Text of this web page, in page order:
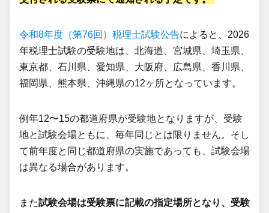
令和8年度（第76回）税理士試験公告によると、2026
年税理士試験の受験地は、北海道、宮城県、埼玉県、
東京都、石川県、愛知県、大阪府、広島県、香川県、
福岡県、熊本県、沖縄県の12ヶ所となっています。
例年12〜15の都道府県が受験地となりますが、受験
地と試験会場ともに、毎年同じとは限りません。そし
て前年度と同じ都道府県の実施であっても、試験会場
は異なる場合があります。
また試験会場は受験票に記載の指定場所となり、受験